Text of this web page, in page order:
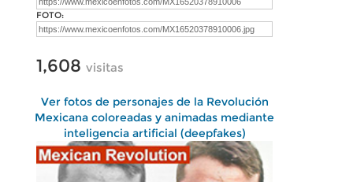
FOTO:
1,608 visitas
Ver fotos de personajes de la Revolución
Mexicana coloreadas y animadas mediante
inteligencia artificial (deepfakes)